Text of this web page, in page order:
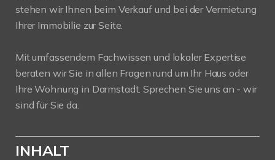
stehen wir Ihnen beim Verkauf und bei der Vermietung
Ihrer Immobilie zur Seite.
Mit umfassendem Fachwissen und lokaler Expertise
beraten wir Sie in allen Fragen rund um Ihr Haus oder
Ihre Wohnung in Darmstadt. Sprechen Sie uns an - wir
sind für Sie da.
INHALT